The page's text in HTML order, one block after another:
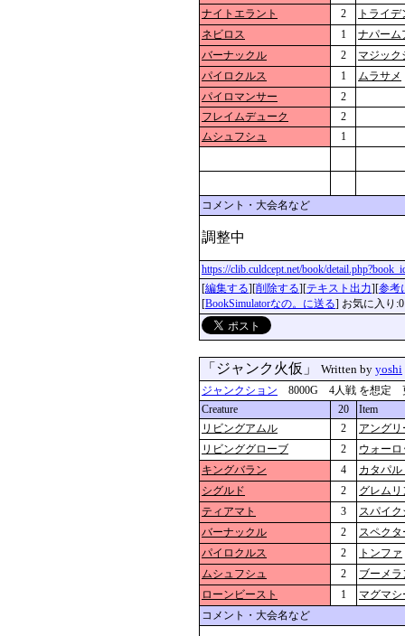
ナイトエラント
2
トライデ
ネビロス
1
ナパーム
バーナックル
2
マジック
パイロクルス
1
ムラサメ
パイロマンサー
2
フレイムデューク
2
ムシュフシュ
1
コメント・大会名など
調整中
https://clib.culdcept.net/book/
[編集する][削除する][テキスト出力][参考
[BookSimulatorなの。に送る] お気に入り:0
「ジャンク火仮」 Written by yoshi
ジャンクション 8000G 4人戦 を想定 更
Creature
20
Item
リビングアムル
2
アング
リビンググローブ
2
ウォー
キングバラン
4
カタパル
シグルド
2
グレム
ティアマト
3
スパイ
バーナックル
2
スペク
パイロクルス
2
トンファ
ムシュフシュ
2
ブーメラ
ローンビースト
1
マグマ
コメント・大会名など